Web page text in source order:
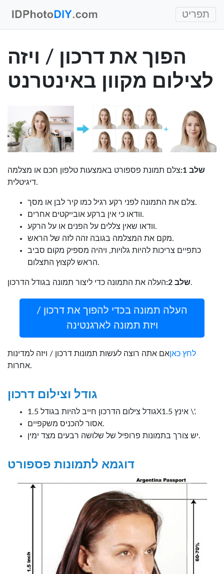
תפריט
הפוך את דרכון / ויזה
לצילום מקוון באינטרנט
שלב 1:
צלם תמונת פספורט באמצעות טלפון חכם או מצלמה
דיגיטלית.
צלם את התמונה לפני רקע רגיל כמו קיר לבן או מסך.
וודאו כי אין ברקע אובייקטים אחרים.
וודאו שאין צללים על הפנים או על הרקע.
מקם את המצלמה בגובה זהה לזה של הראש.
כתפיים צריכות להיות גלויות, ויהיה מספיק מקום סביב
הראש לקצוץ התצלום.
שלב 2:העלה את התמונה כדי ליצור תמונה בגודל הדרכון.
העלה תמונה בכדי להפוך את דרכון /
ויזת תמונה לארגנטינה
לחץ כאןאם אתה רוצה לעשות תמונות דרכון / ויזה למדינות
אחרות.
גודל וצילום דרכון
גודל צילום הדרכון חייב להיות בגודל 1.5X1.5 אינץ \'.
אסור להכניס משקפיים.
יש צורך בתמונות פרופיל של שלושה רבעים מצד ימין.
דוגמא לתמונות פספורט